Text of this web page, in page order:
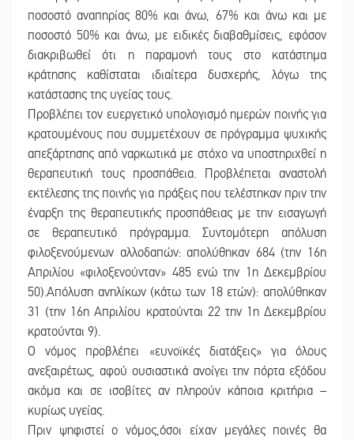
ποσοστό αναπηρίας 80% και άνω, 67% και άνω και με
ποσοστό 50% και άνω, με ειδικές διαβαθμίσεις, εφόσον
διακριβωθεί ότι η παραμονή τους στο κατάστημα
κράτησης καθίσταται ιδιαίτερα δυσχερής, λόγω της
κατάστασης της υγείας τους.
Προβλέπει τον ευεργετικό υπολογισμό ημερών ποινής για
κρατουμένους που συμμετέχουν σε πρόγραμμα ψυχικής
απεξάρτησης από ναρκωτικά με στόχο να υποστηριχθεί η
θεραπευτική τους προσπάθεια. Προβλέπεται αναστολή
εκτέλεσης της ποινής για πράξεις που τελέστηκαν πριν την
έναρξη της θεραπευτικής προσπάθειας με την εισαγωγή
σε θεραπευτικό πρόγραμμα. Συντομότερη απόλυση
φιλοξενούμενων αλλοδαπών: απολύθηκαν 684 (την 16η
Απριλίου «φιλοξενούνταν» 485 ενώ την 1η Δεκεμβρίου
50).Απόλυση ανηλίκων (κάτω των 18 ετών): απολύθηκαν
31 (την 16η Απριλίου κρατούνται 22 την 1η Δεκεμβρίου
κρατούνται 9).
Ο νόμος προβλέπει «ευνοϊκές διατάξεις» για όλους
ανεξαιρέτως, αφού ουσιαστικά ανοίγει την πόρτα εξόδου
ακόμα και σε ισοβίτες αν πληρούν κάποια κριτήρια –
κυρίως υγείας.
Πριν ψηφιστεί ο νόμος,όσοι είχαν μεγάλες ποινές θα